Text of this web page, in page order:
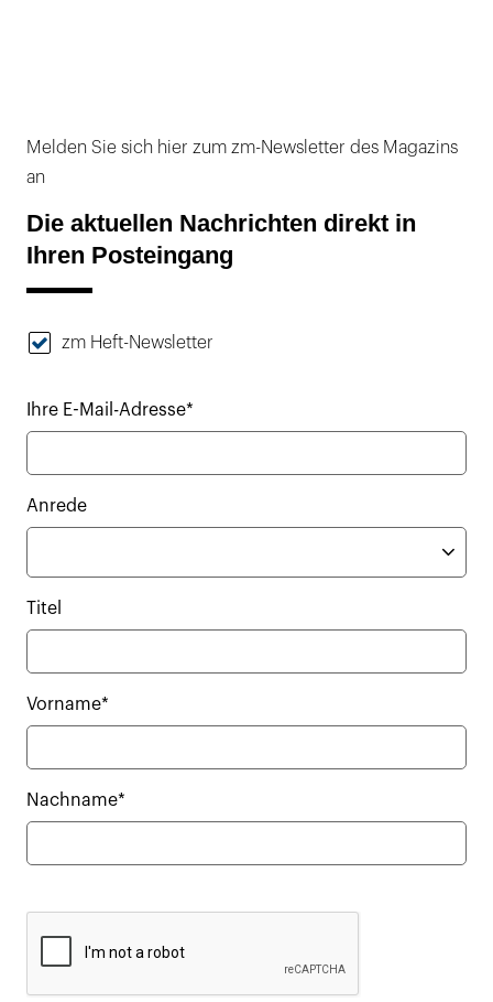
Melden Sie sich hier zum zm-Newsletter des Magazins
an
Die aktuellen Nachrichten direkt in
Ihren Posteingang
zm Heft-Newsletter
Ihre E-Mail-Adresse*
Anrede
Titel
Vorname*
Nachname*